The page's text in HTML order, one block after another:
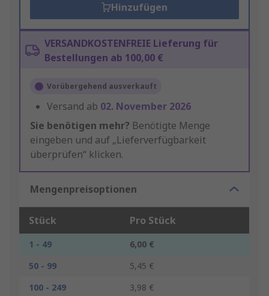
Hinzufügen
VERSANDKOSTENFREIE Lieferung für
Bestellungen ab 100,00 €
Vorübergehend ausverkauft
Versand ab 02. November 2026
Sie benötigen mehr? Benötigte Menge
eingeben und auf „Lieferverfügbarkeit
überprüfen“ klicken.
Mengenpreisoptionen
Stück Pro Stück
1 - 49
6,00 €
50 - 99
5,45 €
100 - 249
3,98 €